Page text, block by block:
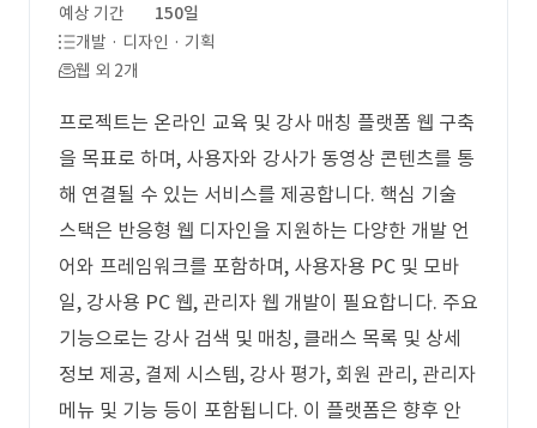
예상 기간
150일
개발 · 디자인 · 기획
웹 외 2개
프로젝트는 온라인 교육 및 강사 매칭 플랫폼 웹 구축
을 목표로 하며, 사용자와 강사가 동영상 콘텐츠를 통
해 연결될 수 있는 서비스를 제공합니다. 핵심 기술
스택은 반응형 웹 디자인을 지원하는 다양한 개발 언
어와 프레임워크를 포함하며, 사용자용 PC 및 모바
일, 강사용 PC 웹, 관리자 웹 개발이 필요합니다. 주요
기능으로는 강사 검색 및 매칭, 클래스 목록 및 상세
정보 제공, 결제 시스템, 강사 평가, 회원 관리, 관리자
메뉴 및 기능 등이 포함됩니다. 이 플랫폼은 향후 안